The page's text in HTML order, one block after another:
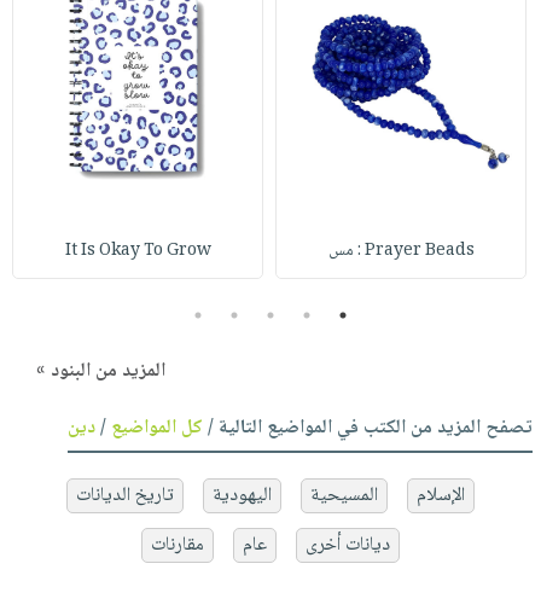
Prayer Beads : مس It Is Okay To Grow
1
2
3
4
5
المزيد من البنود »
تصفح المزيد من الكتب في المواضيع التالية /كل المواضيع/دين
الإسلام المسيحية اليهودية
تاريخ الديانات
ديانات أخرى
عام مقارنات